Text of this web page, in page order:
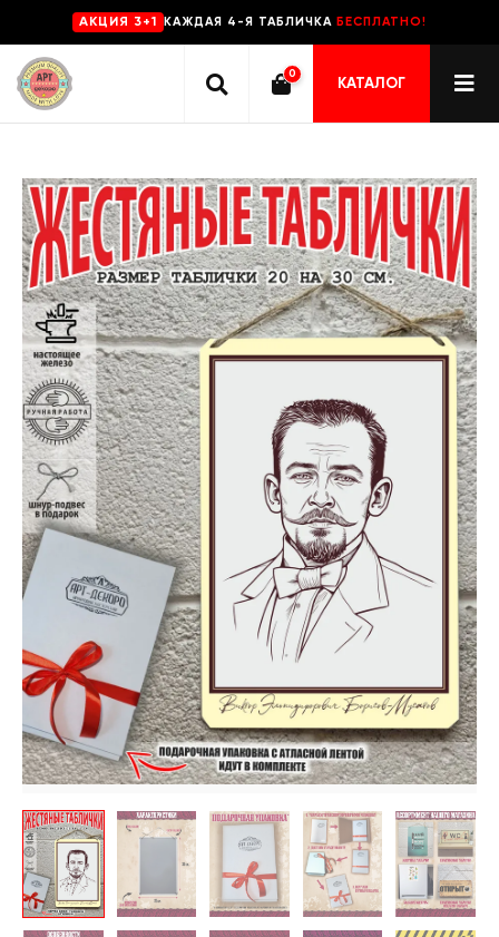
AKЦИЯ 3+1 КАЖДАЯ 4-Я ТАБЛИЧКА БЕСПЛАТНО!
0
КАТАЛОГ